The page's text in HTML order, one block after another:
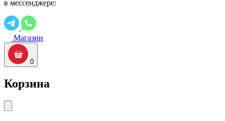
в мессенджере:
Магазин
0
Корзина